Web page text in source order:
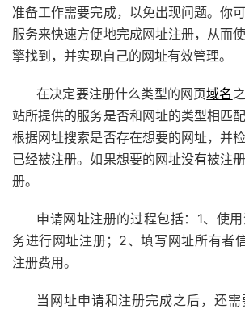
准备工作需要完成，以免出现问题。你
服务来快速方便地完成网址注册，从而
擎找到，并实现自己的网址有效管理。
在决定要注册什么类型的网页域名
站所提供的服务是否和网址的类型相匹
根据网址搜索是否存在想要的网址，并
已经被注册。如果想要的网址没有被注
册。
申请网址注册的过程包括：1、使
务进行网址注册；2、填写网址所有者
注册费用。
当网址申请和注册完成之后，还